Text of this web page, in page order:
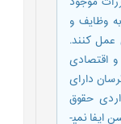
وظایف و
کنند.
اقتصادی
دارای
حقوق
شهرداری و همچنین تکالیف آن به نحو احسن ایفا نمی­